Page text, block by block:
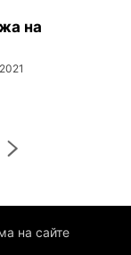
на
на сайте